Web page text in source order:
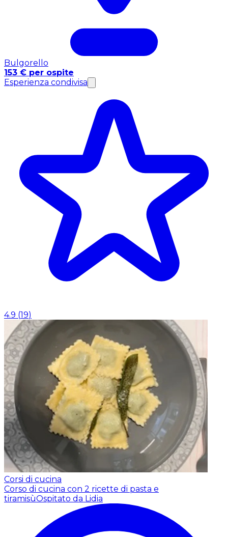
Bulgorello
153 € per ospite
Esperienza condivisa
4.9 (19)
Corsi di cucina
Corso di cucina con 2 ricette di pasta e
tiramisùOspitato da Lidia